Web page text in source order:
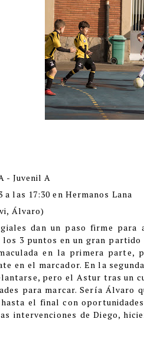
- Juvenil A
a las 17:30 en Hermanos Lana
Álvaro)
dan un paso firme para
3 puntos en un gran
en la primera parte,
en el marcador. En la
pero el Astur tras un
para marcar. Sería Álvaro
el final con
intervenciones de Diego,